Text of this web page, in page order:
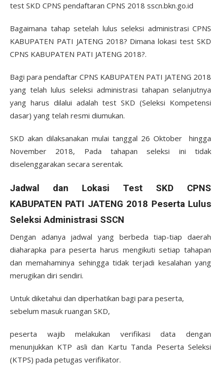
test SKD CPNS pendaftaran CPNS 2018 sscn.bkn.go.id
Bagaimana tahap setelah lulus seleksi administrasi CPNS
KABUPATEN PATI JATENG 2018? Dimana lokasi test SKD
CPNS KABUPATEN PATI JATENG 2018?.
Bagi para pendaftar CPNS KABUPATEN PATI JATENG 2018
yang telah lulus seleksi administrasi tahapan selanjutnya
yang harus dilalui adalah test SKD (Seleksi Kompetensi
dasar) yang telah resmi diumukan.
SKD akan dilaksanakan mulai tanggal 26 Oktober hingga
November 2018, Pada tahapan seleksi ini tidak
diselenggarakan secara serentak.
Jadwal dan Lokasi Test SKD CPNS
KABUPATEN PATI JATENG 2018 Peserta Lulus
Seleksi Administrasi SSCN
Dengan adanya jadwal yang berbeda tiap-tiap daerah
diaharapka para peserta harus mengikuti setiap tahapan
dan memahaminya sehingga tidak terjadi kesalahan yang
merugikan diri sendiri.
Untuk diketahui dan diperhatikan bagi para peserta,
sebelum masuk ruangan SKD,
peserta wajib melakukan verifikasi data dengan
menunjukkan KTP asli dan Kartu Tanda Peserta Seleksi
(KTPS) pada petugas verifikator.